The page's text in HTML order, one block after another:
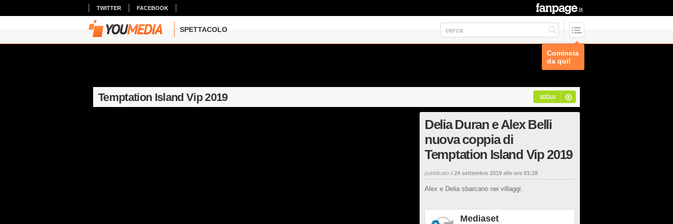
TWITTER FACEBOOK
SPETTACOLO
Comincia
da qui!
Temptation Island Vip 2019 SEGUI
Delia Duran e Alex Belli
nuova coppia di
Temptation Island Vip 2019
pubblicato il 24 settembre 2019 alle ore 01:28
Alex e Delia sbarcano nei villaggi.
Mediaset